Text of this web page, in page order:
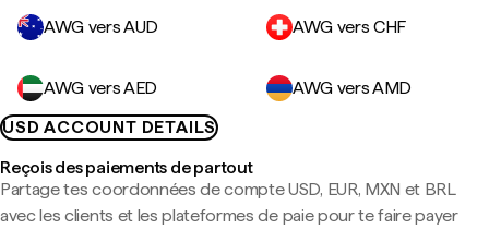
AWG vers AUD AWG vers CHF
AWG vers AED
AWG vers AMD
USD ACCOUNT DETAILS
Reçois des paiements de partout
Partage tes coordonnées de compte USD, EUR, MXN et BRL
avec les clients et les plateformes de paie pour te faire payer